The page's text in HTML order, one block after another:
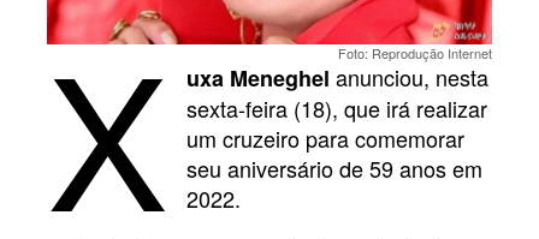
Foto: Reprodução Internet
X uxa Meneghel anunciou, nesta
sexta-feira (18), que irá realizar
um cruzeiro para comemorar
seu aniversário de 59 anos em
2022.